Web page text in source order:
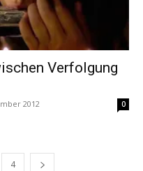
Verfolgung
2012 0
4